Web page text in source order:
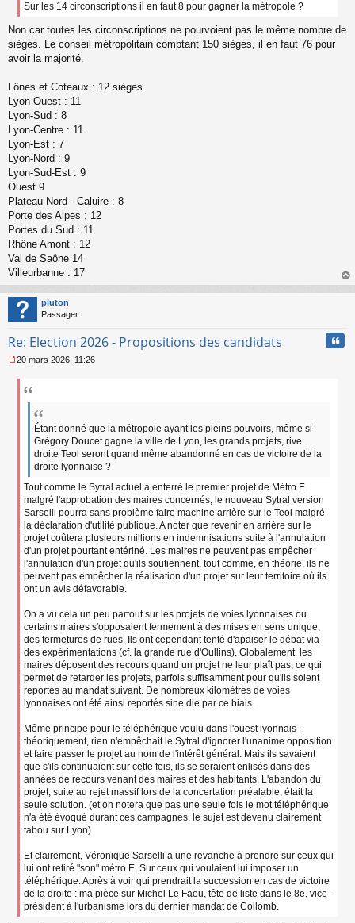
a
g
e
o
l
u
Sur les 14 circonscriptions il en faut 8 pour gagner la métropole ?
Non car toutes les circonscriptions ne pourvoient pas le même nombre de
sièges. Le conseil métropolitain comptant 150 sièges, il en faut 76 pour
avoir la majorité.
Lônes et Coteaux : 12 sièges
Lyon-Ouest : 11
Lyon-Sud : 8
Lyon-Centre : 11
Lyon-Est : 7
Lyon-Nord : 9
Lyon-Sud-Est : 9
Ouest 9
Plateau Nord - Caluire : 8
Porte des Alpes : 12
Portes du Sud : 11
Rhône Amont : 12
Val de Saône 14
Villeurbanne : 17
au
pluton
Passager
Re: Election 2026 - Propositions des candidats
e
20 mars 2026, 11:26
Étant donné que la métropole ayant les pleins pouvoirs, même si
Grégory Doucet gagne la ville de Lyon, les grands projets, rive
droite Teol seront quand même abandonné en cas de victoire de la
droite lyonnaise ?
Tout comme le Sytral actuel a enterré le premier projet de Métro E
malgré l'approbation des maires concernés, le nouveau Sytral version
Sarselli pourra sans problème faire machine arrière sur le Teol malgré
la déclaration d'utilité publique. A noter que revenir en arrière sur le
projet coûtera plusieurs millions en indemnisations suite à l'annulation
d'un projet pourtant entériné. Les maires ne peuvent pas empêcher
l'annulation d'un projet qu'ils soutiennent, tout comme, en théorie, ils ne
peuvent pas empêcher la réalisation d'un projet sur leur territoire où ils
ont un avis défavorable.
On a vu cela un peu partout sur les projets de voies lyonnaises ou
certains maires s'opposaient fermement à des mises en sens unique,
des fermetures de rues. Ils ont cependant tenté d'apaiser le débat via
des expérimentations (cf. la grande rue d'Oullins). Globalement, les
maires déposent des recours quand un projet ne leur plaît pas, ce qui
permet de retarder les projets, parfois suffisamment pour qu'ils soient
reportés au mandat suivant. De nombreux kilomètres de voies
lyonnaises ont été ainsi reportés sine die par ce biais.
Même principe pour le téléphérique voulu dans l'ouest lyonnais :
théoriquement, rien n'empêchait le Sytral d'ignorer l'unanime opposition
et faire passer le projet au nom de l'intérêt général. Mais ils savaient
que s'ils continuaient sur cette fois, ils se seraient enlisés dans des
années de recours venant des maires et des habitants. L'abandon du
projet, suite au rejet massif lors de la concertation préalable, était la
seule solution. (et on notera que pas une seule fois le mot téléphérique
n'a été évoqué durant ces campagnes, le sujet est devenu clairement
tabou sur Lyon)
Et clairement, Véronique Sarselli a une revanche à prendre sur ceux qui
lui ont retiré "son" métro E. Sur ceux qui voulaient lui imposer un
téléphérique. Après à voir qui prendrait la succession en cas de victoire
de la droite : ma pièce sur Michel Le Faou, tête de liste dans le 8e, vice-
président à l'urbanisme lors du dernier mandat de Collomb.